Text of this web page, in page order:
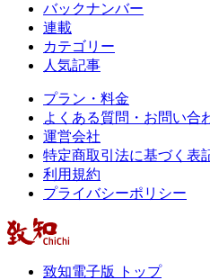
バックナンバー
連載
カテゴリー
人気記事
プラン・料金
よくある質問・お問い合
運営会社
特定商取引法に基づく表
利用規約
プライバシーポリシー
致知電子版 トップ